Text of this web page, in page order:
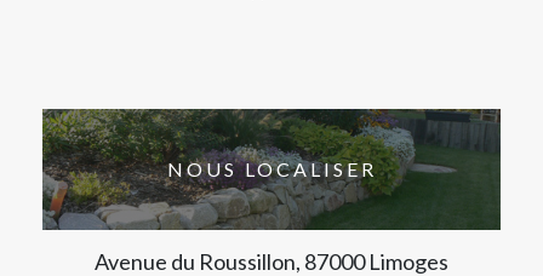
NOUS LOCALISER
Avenue du Roussillon, 87000 Limoges